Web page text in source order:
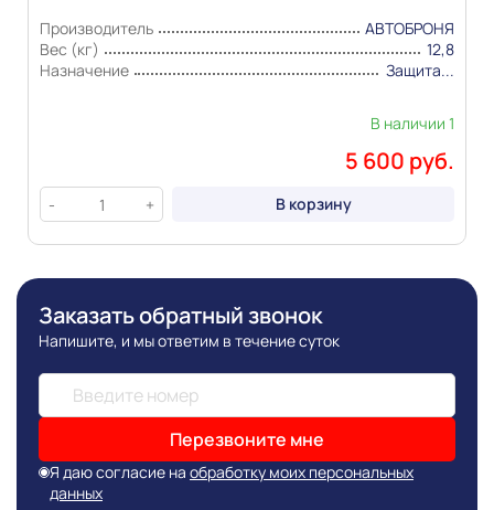
Производитель
АВТОБРОНЯ
Вес (кг)
12,8
Назначение
Защита...
В наличии 1
5 600 руб.
- + В корзину
Заказать обратный звонок
Напишите, и мы ответим в течение суток
Перезвоните мне
Я даю согласие на обработку моих персональных
данных